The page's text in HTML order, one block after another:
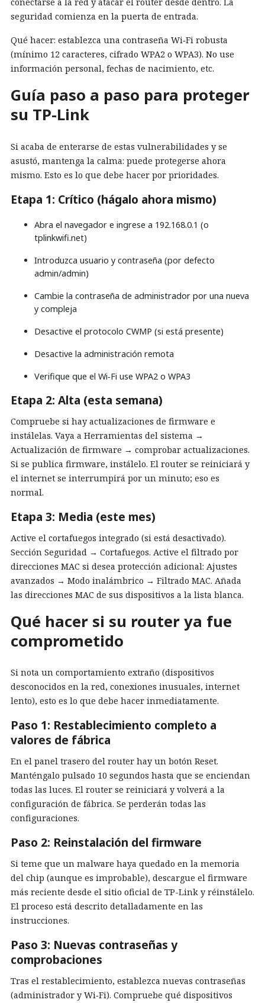
seguridad comienza en la puerta de entrada.
Qué hacer: establezca una contraseña Wi‑Fi robusta
(mínimo 12 caracteres, cifrado WPA2 o WPA3). No use
información personal, fechas de nacimiento, etc.
Guía paso a paso para proteger
su TP-Link
Si acaba de enterarse de estas vulnerabilidades y se
asustó, mantenga la calma: puede protegerse ahora
mismo. Esto es lo que debe hacer por prioridades.
Etapa 1: Crítico (hágalo ahora mismo)
Abra el navegador e ingrese a 192.168.0.1 (o
tplinkwifi.net)
Introduzca usuario y contraseña (por defecto
admin/admin)
Cambie la contraseña de administrador por una nueva
y compleja
Desactive el protocolo CWMP (si está presente)
Desactive la administración remota
Verifique que el Wi‑Fi use WPA2 o WPA3
Etapa 2: Alta (esta semana)
Compruebe si hay actualizaciones de firmware e
instálelas. Vaya a Herramientas del sistema →
Actualización de firmware → comprobar actualizaciones.
Si se publica firmware, instálelo. El router se reiniciará y
el internet se interrumpirá por un minuto; eso es
normal.
Etapa 3: Media (este mes)
Active el cortafuegos integrado (si está desactivado).
Sección Seguridad → Cortafuegos. Active el filtrado por
direcciones MAC si desea protección adicional: Ajustes
avanzados → Modo inalámbrico → Filtrado MAC. Añada
las direcciones MAC de sus dispositivos a la lista blanca.
Qué hacer si su router ya fue
comprometido
Si nota un comportamiento extraño (dispositivos
desconocidos en la red, conexiones inusuales, internet
lento), esto es lo que debe hacer inmediatamente.
Paso 1: Restablecimiento completo a
valores de fábrica
En el panel trasero del router hay un botón Reset.
Manténgalo pulsado 10 segundos hasta que se enciendan
todas las luces. El router se reiniciará y volverá a la
configuración de fábrica. Se perderán todas las
configuraciones.
Paso 2: Reinstalación del firmware
Si teme que un malware haya quedado en la memoria
del chip (aunque es improbable), descargue el firmware
más reciente desde el sitio oficial de TP-Link y réinstálelo.
El proceso está descrito detalladamente en las
instrucciones.
Paso 3: Nuevas contraseñas y
comprobaciones
Tras el restablecimiento, establezca nuevas contraseñas
(administrador y Wi‑Fi). Compruebe qué dispositivos